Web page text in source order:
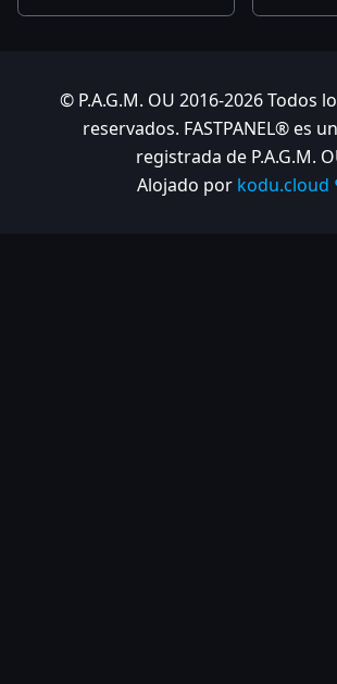
© P.A.G.M. OU 2016-2026 Todos
reservados. FASTPANEL® es
registrada de P.A.G.M.
Alojado por